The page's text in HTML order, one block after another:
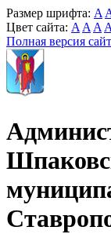
Размер шрифта: A
Цвет сайта: A A A A
Полная версия